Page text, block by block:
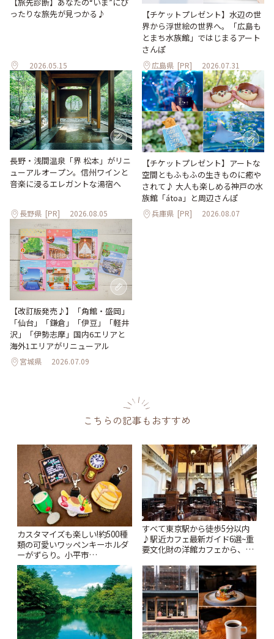
ったりな旅先が見つかる♪
2026.05.15
【チケットプレゼント】水辺の世
界から浮世絵の世界へ。「広島も
とまち水族館」ではじまるアート
さんぽ
広島県 [PR] 2026.07.31
長野・浅間温泉「界 松本」がリニ
ューアルオープン。信州ワインと
音楽に浸るエレガントな湯宿へ
長野県 [PR] 2026.08.05
【チケットプレゼント】アートな
空間ともふもふの生きものに癒や
されて♪ 大人も楽しめる神戸の水
族館「átoa」と周辺さんぽ
兵庫県 [PR] 2026.08.07
【改訂版発売♪】「角館・盛岡」
「仙台」「鎌倉」「伊豆」「軽井
沢」「伊勢志摩」国内6エリアと
海外1エリアがリニューアル
宮城県 2026.07.09
こちらの記事もおすすめ
カスタマイズも楽しい!約500種
類の可愛いワッペンキーホルダ
ーがずらり。小平市
「Kimamaya T&K」 | ことりっ
ぷ
すべて東京駅から徒歩5分以内
♪駅近カフェ最新ガイド6選~重
要文化財の洋館カフェから、改
りっぷ